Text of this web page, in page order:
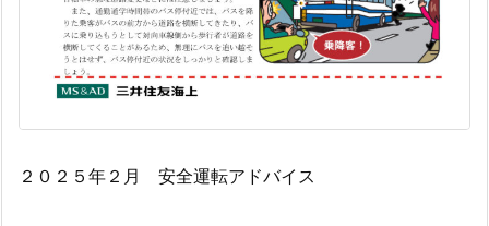
２０２５年２月 安全運転アドバイス